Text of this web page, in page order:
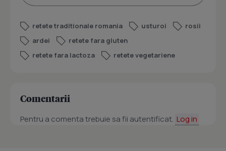
retete traditionale romania usturoi
rosii
ardei
retete fara gluten
retete fara lactoza
retete vegetariene
Comentarii
Pentru a comenta trebuie sa fii autentificat. Log in